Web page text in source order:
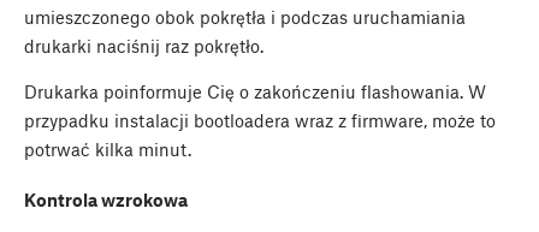
umieszczonego obok pokrętła i podczas uruchamiania
drukarki naciśnij raz pokrętło.
Drukarka poinformuje Cię o zakończeniu flashowania. W
przypadku instalacji bootloadera wraz z firmware, może to
potrwać kilka minut.
Kontrola wzrokowa